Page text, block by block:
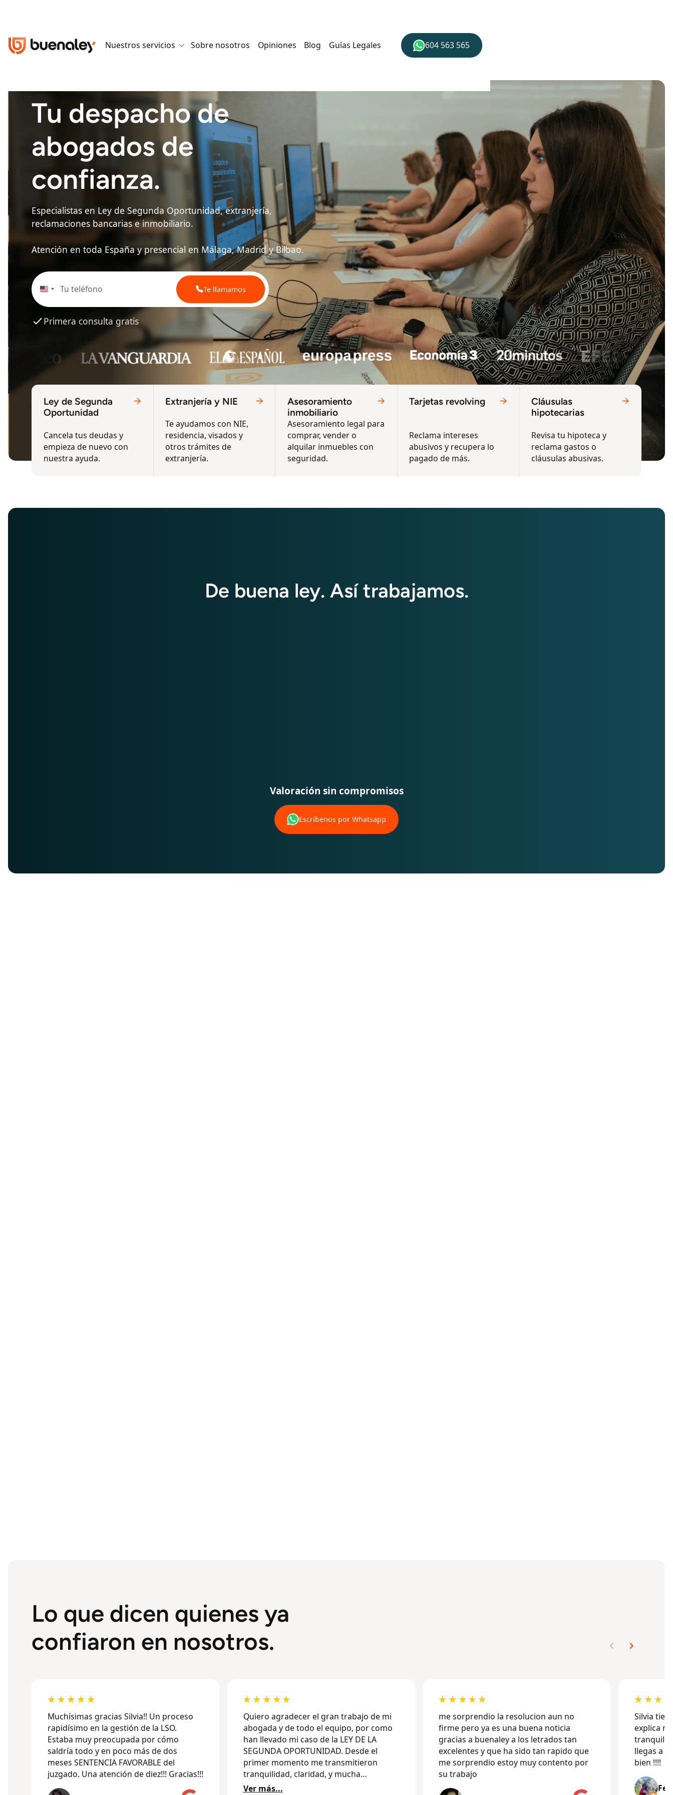
Nuestros servicios Sobre nosotros Opiniones Blog Guías Legales 604 563 565
Tu despacho de
abogados de
confianza.
Especialistas en Ley de Segunda Oportunidad, extranjería,
reclamaciones bancarias e inmobiliario.
Atención en toda España y presencial en Málaga, Madrid y Bilbao.⁠
United
Te llamamos
Primera consulta gratis
Ley de Segunda
Oportunidad
Cancela tus deudas y
empieza de nuevo con
nuestra ayuda.
Extranjería y NIE
Te ayudamos con NIE,
residencia, visados y
otros trámites de
extranjería.
Asesoramiento
inmobiliario
Asesoramiento legal para
comprar, vender o
alquilar inmuebles con
seguridad.
Tarjetas revolving
Reclama intereses
abusivos y recupera lo
pagado de más.
Cláusulas
hipotecarias
Revisa tu hipoteca y
reclama gastos o
cláusulas abusivas.
De buena ley. Así trabajamos.
Valoración sin compromisos
Escríbenos por Whatsapp
Lo que dicen quienes ya
confiaron en nosotros.
Muchísimas gracias Silvia!! Un proceso
rapidísimo en la gestión de la LSO.
Estaba muy preocupada por cómo
saldría todo y en poco más de dos
meses SENTENCIA FAVORABLE del
juzgado. Una atención de diez!!! Gracias!!!
Quiero agradecer el gran trabajo de mi
abogada y de todo el equipo, por como
han llevado mi caso de la LEY DE LA
SEGUNDA OPORTUNIDAD. Desde el
primer momento me transmitieron
tranquilidad, claridad, y mucha
profesionalidad. Gracias a su dedicación
Ver más...
me sorprendio la resolucion aun no
firme pero ya es una buena noticia
gracias a buenaley a los letrados tan
excelentes y que ha sido tan rapido que
me sorprendio estoy muy contento por
su trabajo
Silvia
explica
tranquilo
llegas a
bien !!!!